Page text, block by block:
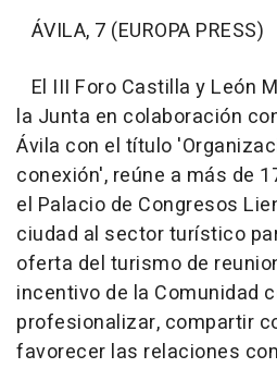
ÁVILA, 7 (EUROPA PRESS)
El III Foro Castilla y León
la Junta en colaboración
Ávila con el título
conexión', reúne a más de
el Palacio de Congresos
ciudad al sector turístico
oferta del turismo de
incentivo de la Comunidad
profesionalizar, compartir
favorecer las relaciones